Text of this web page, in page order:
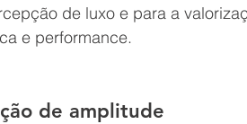
de luxo e para a
e performance.
de amplitude